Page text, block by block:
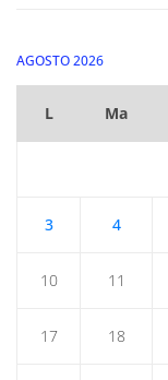
AGOSTO 2026
L Ma
3 4
10 11
17 18